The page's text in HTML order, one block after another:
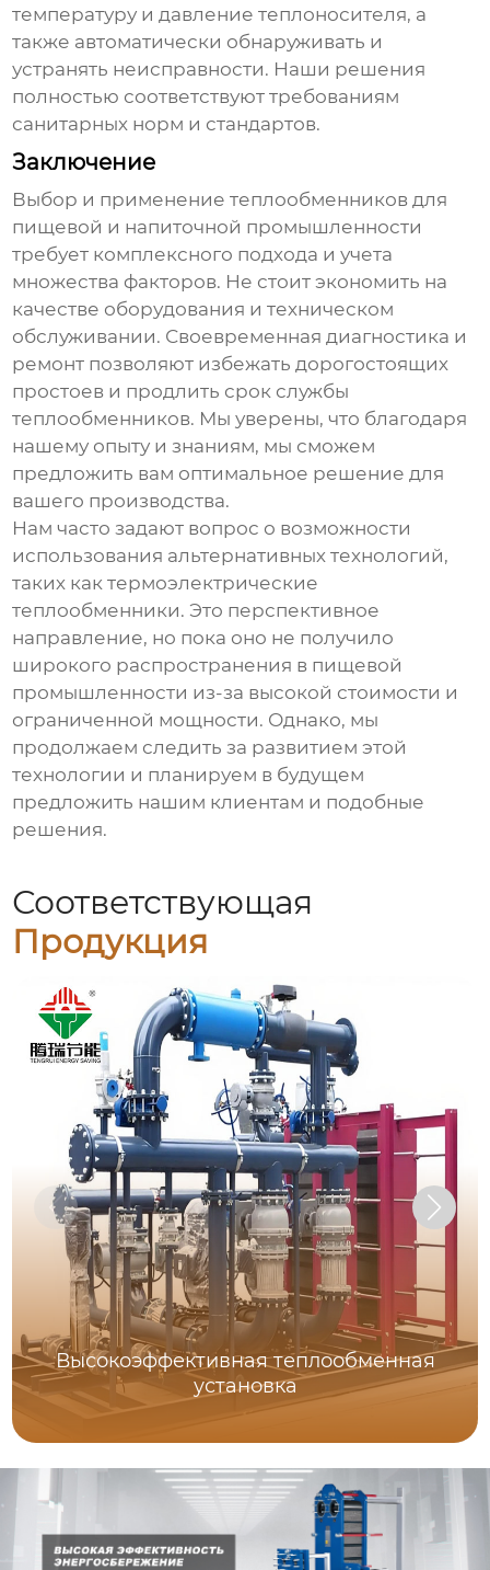
температуру и давление теплоносителя, а
также автоматически обнаруживать и
устранять неисправности. Наши решения
полностью соответствуют требованиям
санитарных норм и стандартов.
Заключение
Выбор и применениетеплообменников для
пищевой и напиточной промышленности
требует комплексного подхода и учета
множества факторов. Не стоит экономить на
качестве оборудования и техническом
обслуживании. Своевременная диагностика и
ремонт позволяют избежать дорогостоящих
простоев и продлить срок службы
теплообменников. Мы уверены, что благодаря
нашему опыту и знаниям, мы сможем
предложить вам оптимальное решение для
вашего производства.
Нам часто задают вопрос о возможности
использования альтернативных технологий,
таких как термоэлектрические
теплообменники. Это перспективное
направление, но пока оно не получило
широкого распространения в пищевой
промышленности из-за высокой стоимости и
ограниченной мощности. Однако, мы
продолжаем следить за развитием этой
технологии и планируем в будущем
предложить нашим клиентам и подобные
решения.
Соответствующая
Продукция
Высокоэффективная теплообменная
установка